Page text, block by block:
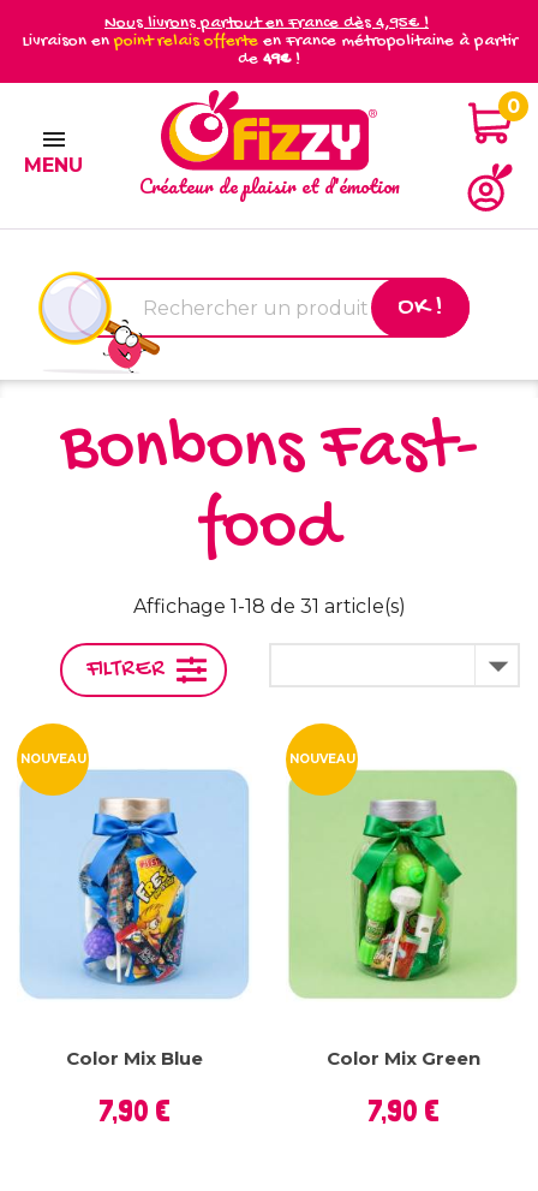
Nous livrons partout en France dès 4,95€ !
Livraison enpoint relais offerteen France métropolitaine à partir
de 49€!

MENU
0
Créateur de plaisir et d'émotion
OK !
Bonbons Fast-
food
Affichage 1-18 de 31 article(s)
FILTRER 
Color Mix Blue
Prix
7,90 €
NOUVEAU
Color Mix Green
Prix
7,90 €
NOUVEAU